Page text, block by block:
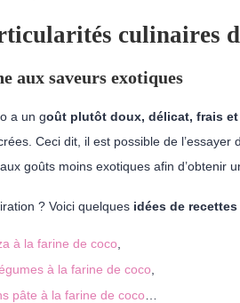
culinaires
aux saveurs exotiques
a un goût plutôt doux, délicat, frais
Ceci dit, il est possible de
goûts moins exotiques afin d’obtenir
? Voici quelques idées de
à la farine de coco
à la farine de coco
pâte à la farine de coco